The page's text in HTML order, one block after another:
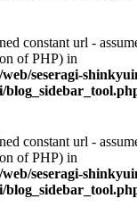
constant url -
of PHP) in
web/seseragi-
constant url -
of PHP) in
web/seseragi-